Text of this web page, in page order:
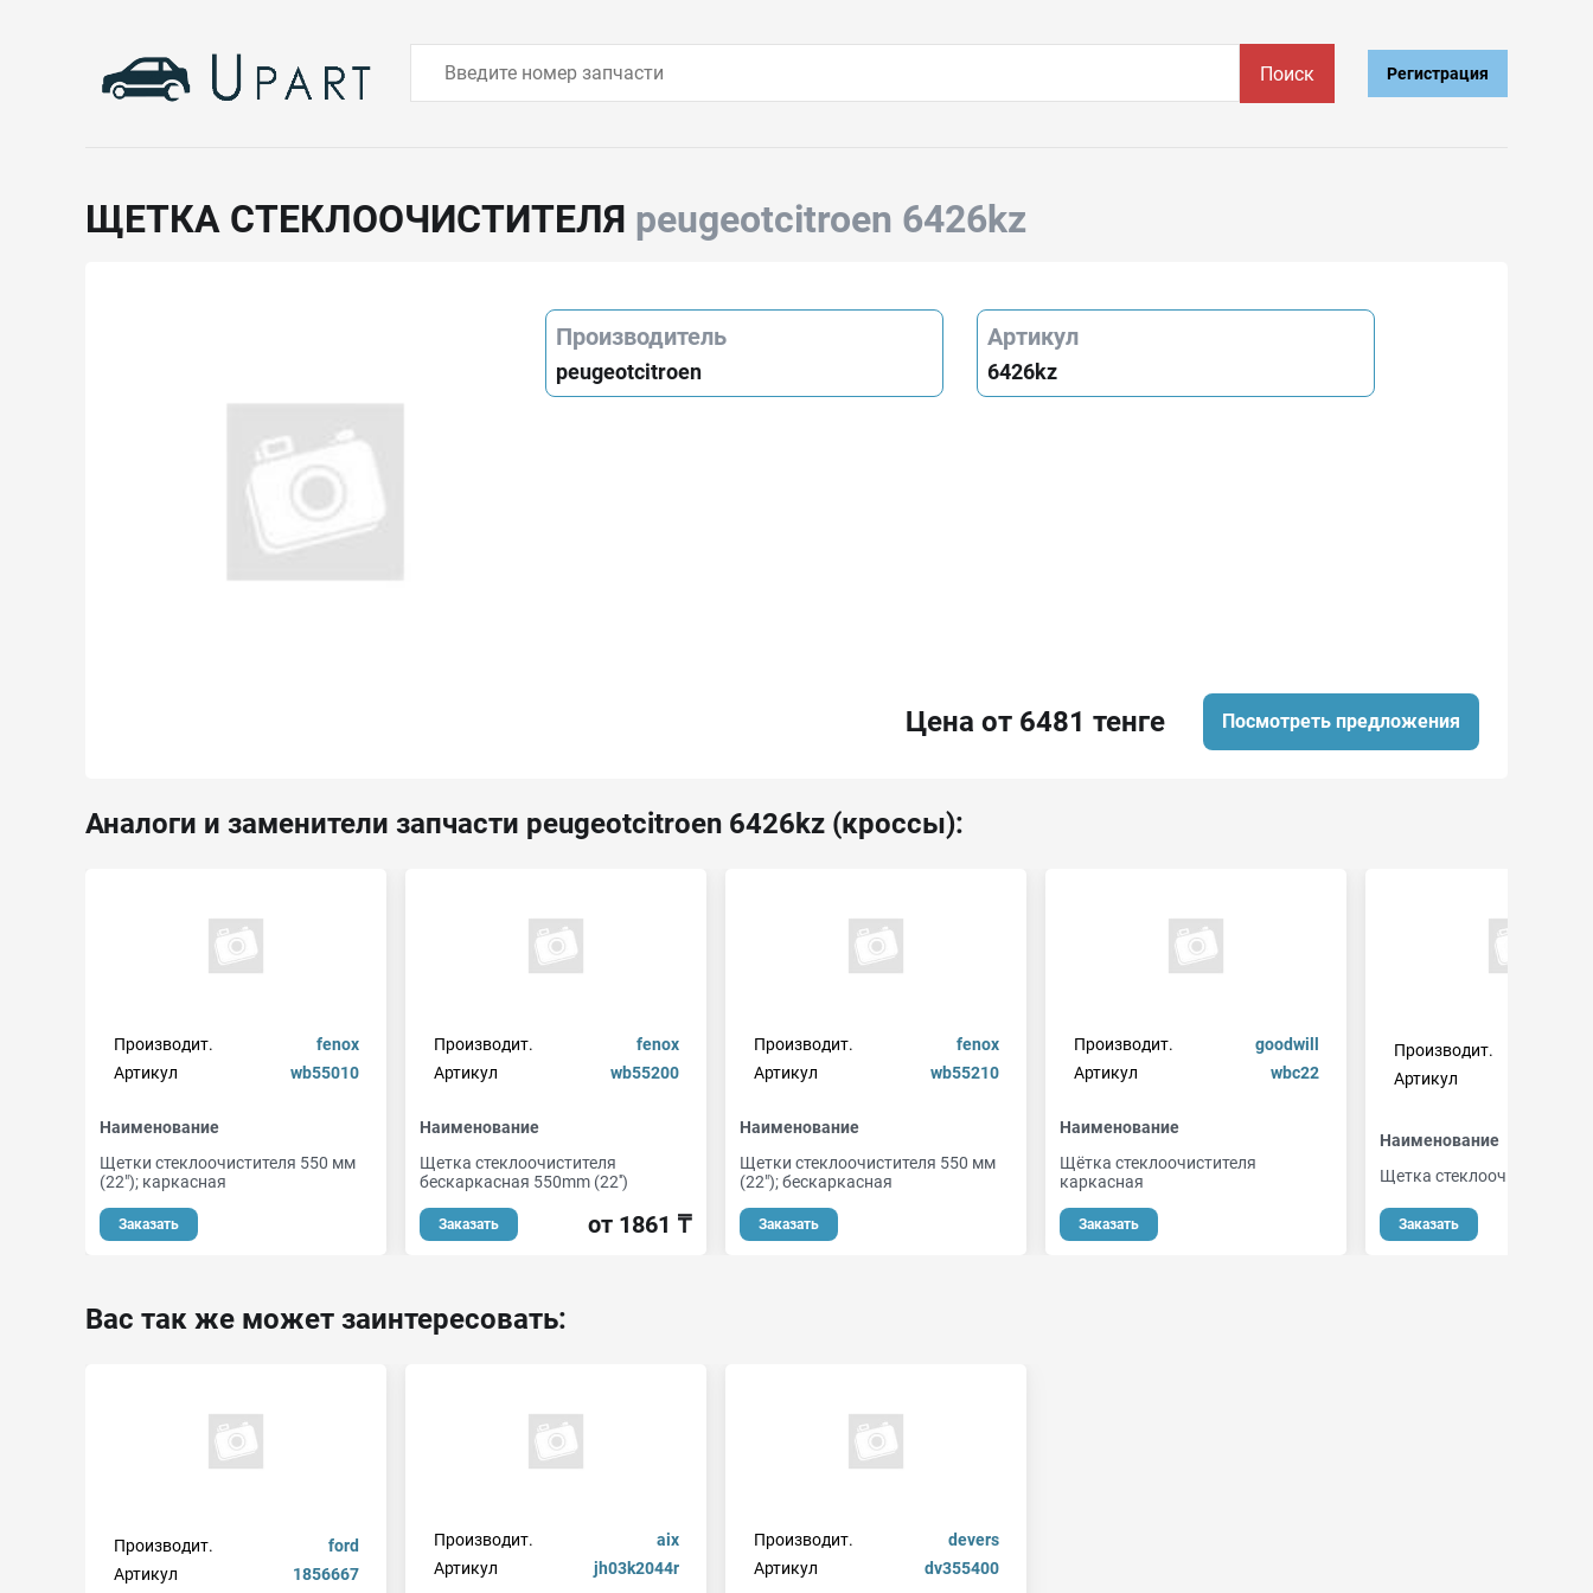
Поиск Регистрация
ЩЕТКА СТЕКЛООЧИСТИТЕЛЯ peugeotcitroen 6426kz
Производитель
peugeotcitroen
Артикул
6426kz
Цена от 6481 тенге Посмотреть предложения
Аналоги и заменители запчасти peugeotcitroen 6426kz (кроссы):
Производит.
fenox
Артикул
wb55010
Наименование
Щетки стеклоочистителя 550 мм
(22"); каркасная
Заказать
Производит.
fenox
Артикул
wb55200
Наименование
Щетка стеклоочистителя
бескаркасная 550mm (22'')
Заказать от 1861 ₸
Производит.
fenox
Артикул
wb55210
Наименование
Щетки стеклоочистителя 550 мм
(22"); бескаркасная
Заказать
Производит.
goodwill
Артикул
wbc22
Наименование
Щётка стеклоочистителя
каркасная
Заказать
Производит.
Артикул
Наименование
Щетка стеклоочистителя
Заказать
Вас так же может заинтересовать:
Производит.
ford
Артикул
1856667
Производит.
aix
Артикул
jh03k2044r
Производит.
devers
Артикул
dv355400